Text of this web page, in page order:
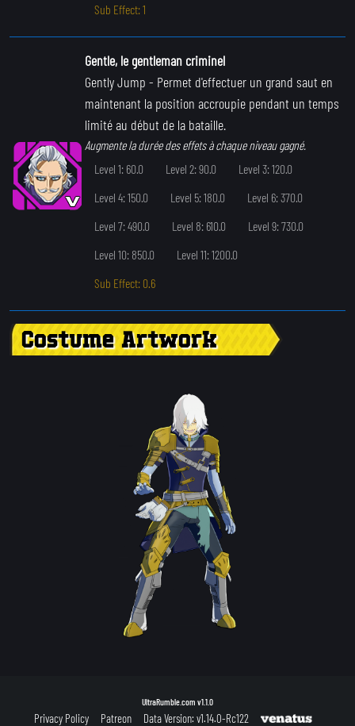
Sub Effect: 1
Gentle, le gentleman criminel
Gently Jump - Permet d'effectuer un grand saut en
maintenant la position accroupie pendant un temps
limité au début de la bataille.
Augmente la durée des effets à chaque niveau gagné.
Level 1: 60.0
Level 2: 90.0
Level 3: 120.0
Level 4: 150.0
Level 5: 180.0
Level 6: 370.0
Level 7: 490.0
Level 8: 610.0
Level 9: 730.0
Level 10: 850.0
Level 11: 1200.0
Sub Effect: 0.6
Costume Artwork
UltraRumble.com v1.1.0
Privacy Policy Patreon Data Version: v1.14.0-Rc122